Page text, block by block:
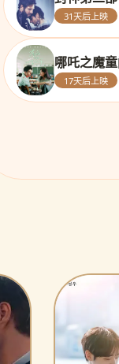
31天后上映
哪吒之魔
17天后上映